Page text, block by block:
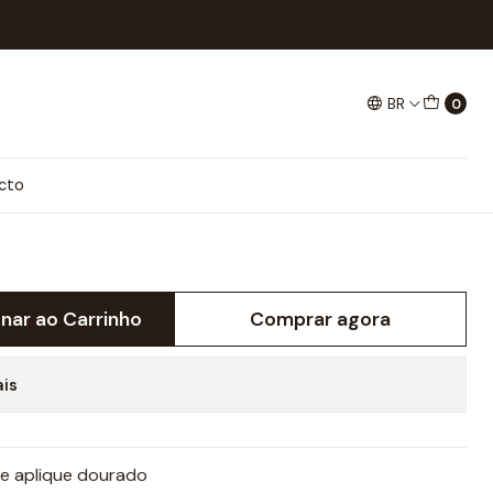
BR 0
ao Carrinho Comprar agora
aplique dourado